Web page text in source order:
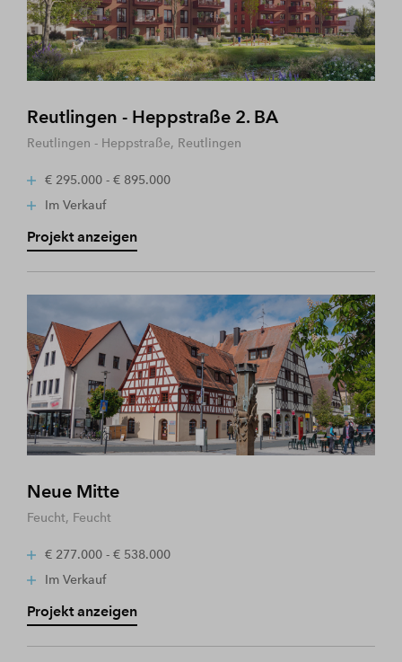
Reutlingen - Heppstraße 2. BA
Reutlingen - Heppstraße, Reutlingen
€ 295.000 - € 895.000
Im Verkauf
Projekt anzeigen
Neue Mitte
Feucht, Feucht
€ 277.000 - € 538.000
Im Verkauf
Projekt anzeigen